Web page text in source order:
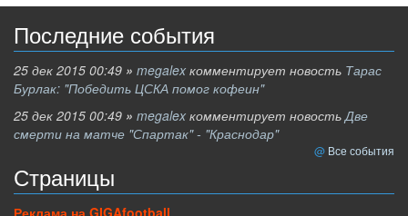
Последние события
25 дек 2015 00:49 » megalex комментирует новость Тарас
Бурлак: "Победить ЦСКА помог кофеин"
25 дек 2015 00:49 » megalex комментирует новостьДве
смерти на матче "Спартак" - "Краснодар"
Все события
Страницы
Реклама на GIGAfootball